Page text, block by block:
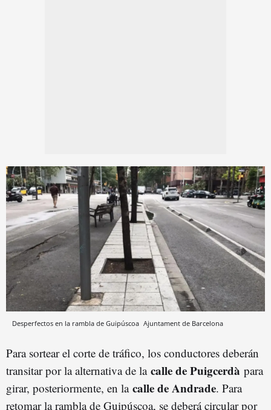
Desperfectos en la rambla de Guipúscoa Ajuntament de Barcelona
Para sortear el corte de tráfico, los conductores deberán
transitar por la alternativa de la calle de Puigcerdà para
girar, posteriormente, en la calle de Andrade. Para
retomar la rambla de Guipúscoa, se deberá circular por